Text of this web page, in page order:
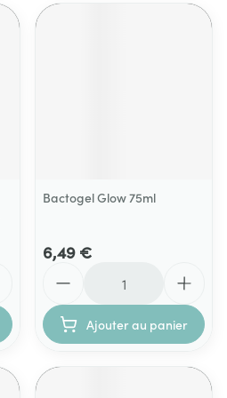
Bactogel Glow 75ml
6,49 €
Ajouter au panier